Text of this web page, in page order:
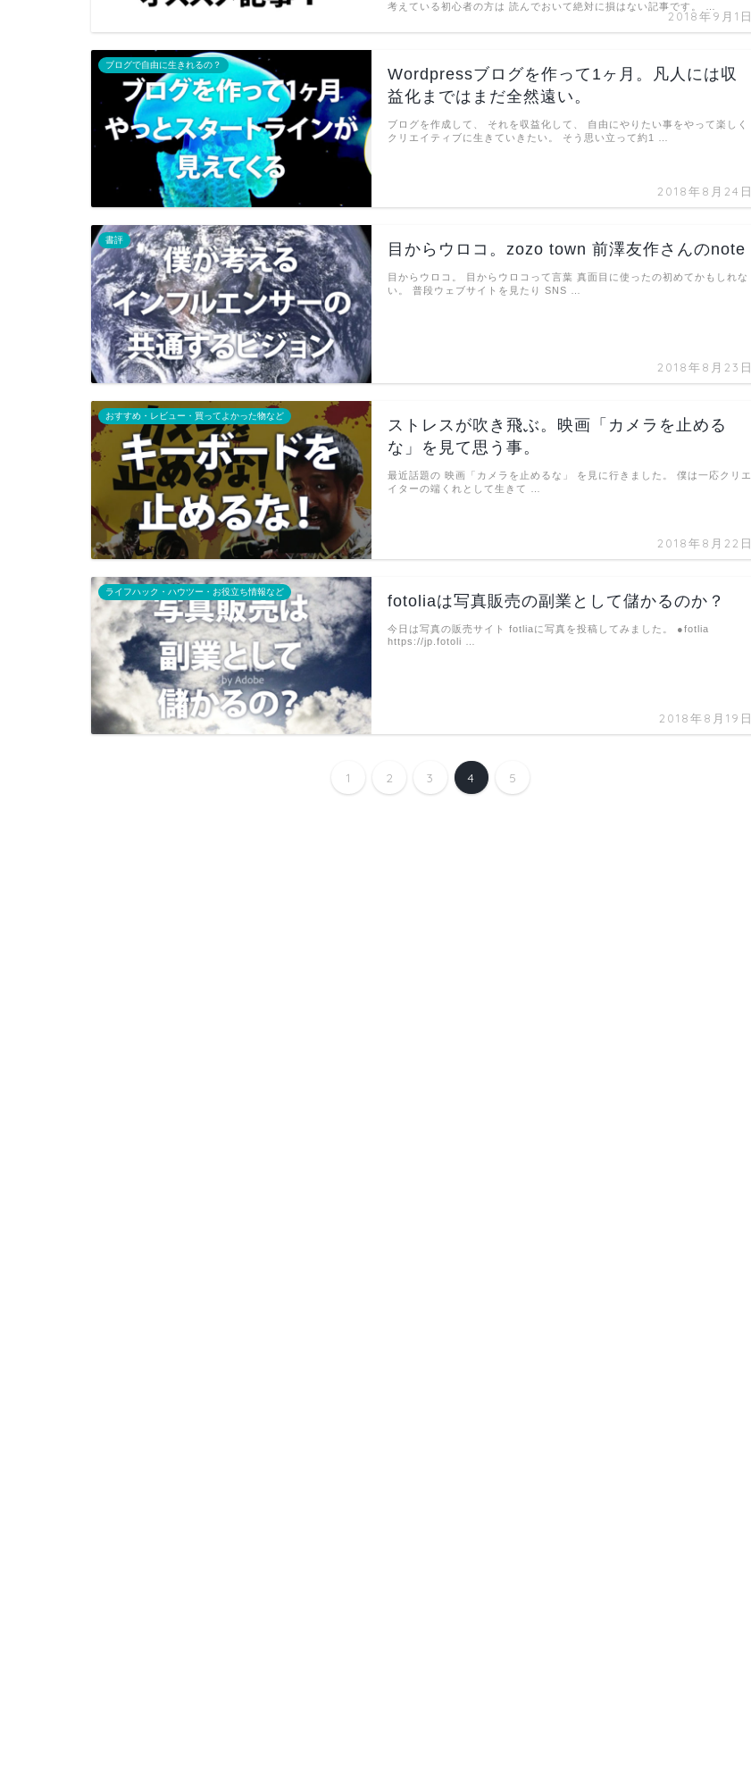
2018年9月1日
考えている初心者の方は 読んでおいて絶対に損はない記事です。 …
ブログで自由に生きれるの？
Wordpressブログを作って1ヶ月。凡人には収
益化まではまだ全然遠い。
2018年8月24日
ブログを作成して、 それを収益化して、 自由にやりたい事をやって楽しく
クリエイティブに生きていきたい。 そう思い立って約1 …
書評
目からウロコ。zozo town 前澤友作さんのnote
2018年8月23日
目からウロコ。 目からウロコって言葉 真面目に使ったの初めてかもしれな
い。 普段ウェブサイトを見たり SNS …
おすすめ・レビュー・買ってよかった物など
ストレスが吹き飛ぶ。映画「カメラを止める
な」を見て思う事。
2018年8月22日
最近話題の 映画「カメラを止めるな」 を見に行きました。 僕は一応クリエ
イターの端くれとして生きて …
ライフハック・ハウツー・お役立ち情報など
fotoliaは写真販売の副業として儲かるのか？
2018年8月19日
今日は写真の販売サイト fotliaに写真を投稿してみました。 ●fotlia
https://jp.fotoli …
1 2 3 4 5